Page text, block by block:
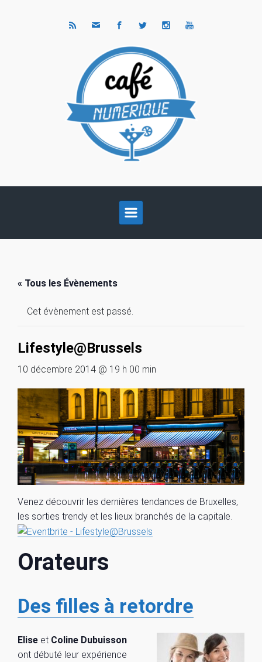
« Tous les Évènements
Cet évènement est passé.
Lifestyle@Brussels
10 décembre 2014 @ 19 h 00 min
Venez découvrir les dernières tendances de Bruxelles,
les sorties trendy et les lieux branchés de la capitale.
Orateurs
Des filles à retordre
Elise et Coline Dubuisson
ont débuté leur expérience